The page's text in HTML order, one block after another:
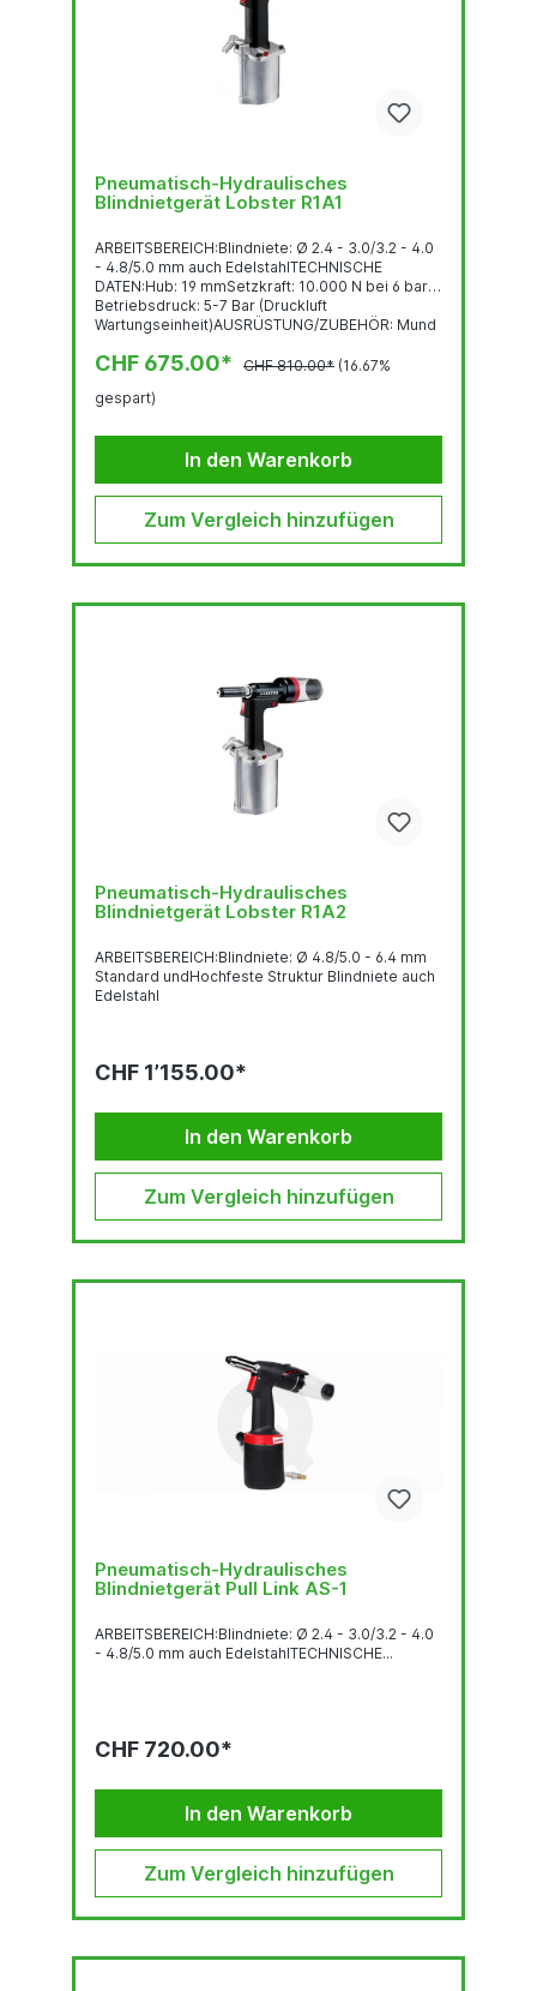
Pneumatisch-Hydraulisches
Blindnietgerät Lobster R1A1
ARBEITSBEREICH:Blindniete: Ø 2.4 - 3.0/3.2 - 4.0
- 4.8/5.0 mm auch EdelstahlTECHNISCHE
DATEN:Hub: 19 mmSetzkraft: 10.000 N bei 6 bar
Betriebsdruck: 5-7 Bar (Druckluft
Wartungseinheit)AUSRÜSTUNG/ZUBEHÖR: Mund
CHF 675.00* CHF 810.00* (16.67%
gespart)
In den Warenkorb
Zum Vergleich hinzufügen
Pneumatisch-Hydraulisches
Blindnietgerät Lobster R1A2
ARBEITSBEREICH:Blindniete: Ø 4.8/5.0 - 6.4 mm
Standard undHochfeste Struktur Blindniete auch
Edelstahl
CHF 1’155.00*
In den Warenkorb
Zum Vergleich hinzufügen
Pneumatisch-Hydraulisches
Blindnietgerät Pull Link AS-1
ARBEITSBEREICH:Blindniete: Ø 2.4 - 3.0/3.2 - 4.0
- 4.8/5.0 mm auch EdelstahlTECHNISCHE...
CHF 720.00*
In den Warenkorb
Zum Vergleich hinzufügen